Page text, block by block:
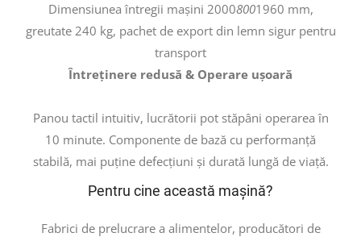
Dimensiunea întregii mașini 20008001960 mm,
greutate 240 kg, pachet de export din lemn sigur pentru
transport
Întreținere redusă & Operare ușoară
Panou tactil intuitiv, lucrătorii pot stăpâni operarea în
10 minute. Componente de bază cu performanță
stabilă, mai puține defecțiuni și durată lungă de viață.
Pentru cine această mașină?
Fabrici de prelucrare a alimentelor, producători de